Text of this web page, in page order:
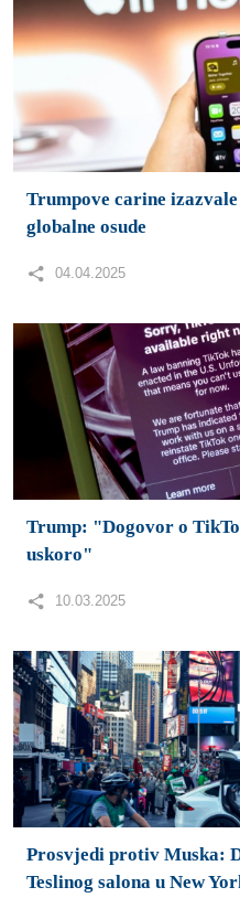
Trumpove carine
globalne osude
04.04.2025
Trump: "Dogovor o
uskoro"
10.03.2025
Prosvjedi protiv Muska:
Teslinog salona u New